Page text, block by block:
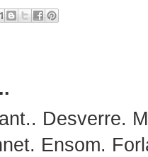
Desverre.
Ensom.